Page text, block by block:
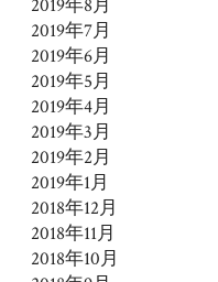
2019年8月
2019年7月
2019年6月
2019年5月
2019年4月
2019年3月
2019年2月
2019年1月
2018年12月
2018年11月
2018年10月